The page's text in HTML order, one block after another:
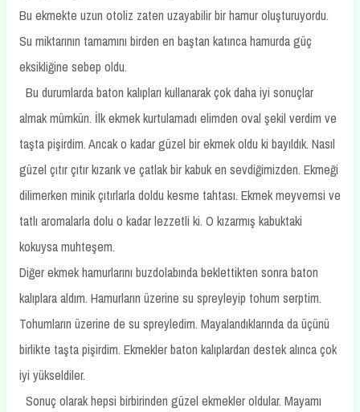
Bu ekmekte uzun otoliz zaten uzayabilir bir hamur oluşturuyordu.
Su miktarının tamamını birden en baştan katınca hamurda güç
eksikliğine sebep oldu.
Bu durumlarda baton kalıpları kullanarak çok daha iyi sonuçlar
almak mümkün. İlk ekmek kurtulamadı elimden oval şekil verdim ve
taşta pişirdim. Ancak o kadar güzel bir ekmek oldu ki bayıldık. Nasıl
güzel çıtır çıtır kızarık ve çatlak bir kabuk en sevdiğimizden. Ekmeği
dilimerken minik çıtırlarla doldu kesme tahtası. Ekmek meyvemsi ve
tatlı aromalarla dolu o kadar lezzetli ki. O kızarmış kabuktaki
kokuysa muhteşem.
Diğer ekmek hamurlarını buzdolabında beklettikten sonra baton
kalıplara aldım. Hamurların üzerine su spreyleyip tohum serptim.
Tohumların üzerine de su spreyledim. Mayalandıklarında da üçünü
birlikte taşta pişirdim. Ekmekler baton kalıplardan destek alınca çok
iyi yükseldiler.
Sonuç olarak hepsi birbirinden güzel ekmekler oldular. Mayamı